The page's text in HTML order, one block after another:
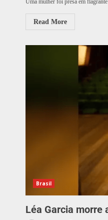
Uma mulher foi presa em
Read More
Brasil
Léa Garcia morre